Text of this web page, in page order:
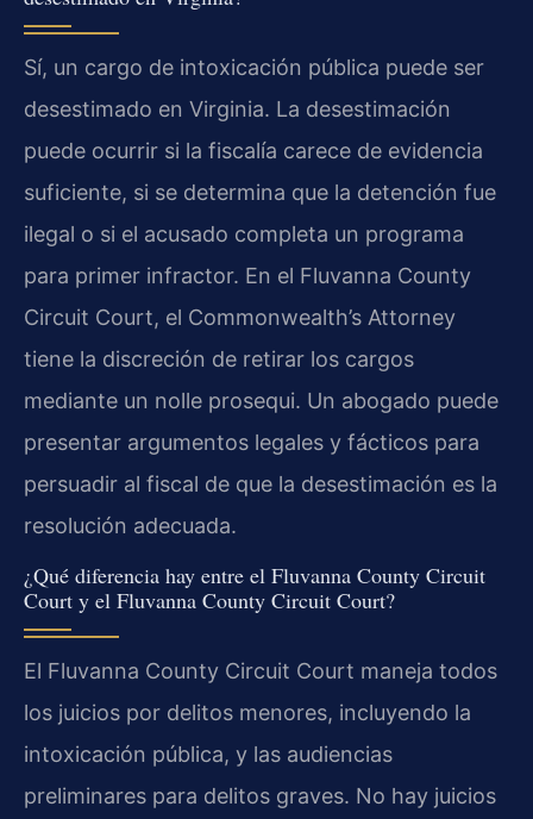
Sí, un cargo de intoxicación pública puede ser
desestimado en Virginia. La desestimación
puede ocurrir si la fiscalía carece de evidencia
suficiente, si se determina que la detención fue
ilegal o si el acusado completa un programa
para primer infractor. En el Fluvanna County
Circuit Court, el Commonwealth’s Attorney
tiene la discreción de retirar los cargos
mediante un nolle prosequi. Un abogado puede
presentar argumentos legales y fácticos para
persuadir al fiscal de que la desestimación es la
resolución adecuada.
¿Qué diferencia hay entre el Fluvanna County Circuit
Court y el Fluvanna County Circuit Court?
El Fluvanna County Circuit Court maneja todos
los juicios por delitos menores, incluyendo la
intoxicación pública, y las audiencias
preliminares para delitos graves. No hay juicios